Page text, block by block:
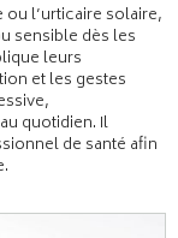
l’urticaire solaire,
sensible dès les
leurs
et les gestes
quotidien. Il
de santé afin